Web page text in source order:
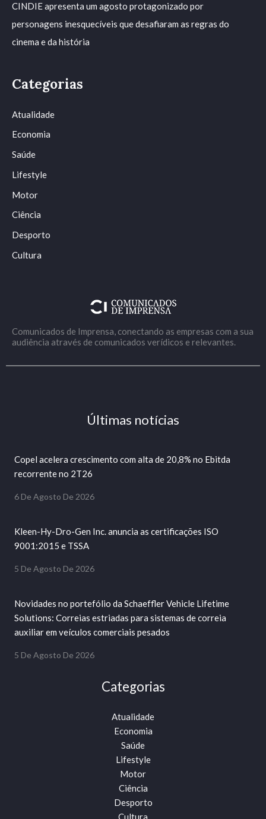
CINDIE apresenta um agosto protagonizado por
personagens inesquecíveis que desafiaram as regras do
cinema e da história
Categorias
Atualidade
Economia
Saúde
Lifestyle
Motor
Ciência
Desporto
Cultura
Comunicados de Imprensa, conectando as empresas com a sua
audiência através de comunicados verídicos e relevantes.
Últimas notícias
Copel acelera crescimento com alta de 20,8% no Ebitda
recorrente no 2T26
6 De Agosto De 2026
Kleen-Hy-Dro-Gen Inc. anuncia as certificações ISO
9001:2015 e TSSA
5 De Agosto De 2026
Novidades no portefólio da Schaeffler Vehicle Lifetime
Solutions: Correias estriadas para sistemas de correia
auxiliar em veículos comerciais pesados
5 De Agosto De 2026
Categorias
Atualidade
Economia
Saúde
Lifestyle
Motor
Ciência
Desporto
Cultura